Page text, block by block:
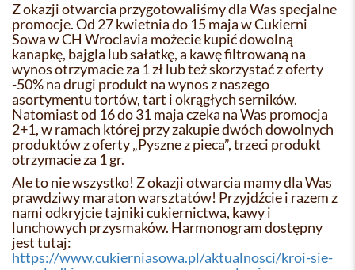
Z okazji otwarcia przygotowaliśmy dla Was specjalne
promocje. Od 27 kwietnia do 15 maja w Cukierni
Sowa w CH Wroclavia możecie kupić dowolną
kanapkę, bajgla lub sałatkę, a kawę filtrowaną na
wynos otrzymacie za 1 zł lub też skorzystać z oferty
-50% na drugi produkt na wynos z naszego
asortymentu tortów, tart i okrągłych serników.
Natomiast od 16 do 31 maja czeka na Was promocja
2+1, w ramach której przy zakupie dwóch dowolnych
produktów z oferty „Pyszne z pieca”, trzeci produkt
otrzymacie za 1 gr.
Ale to nie wszystko! Z okazji otwarcia mamy dla Was
prawdziwy maraton warsztatów! Przyjdźcie i razem z
nami odkryjcie tajniki cukiernictwa, kawy i
lunchowych przysmaków. Harmonogram dostępny
jest tutaj:
https://www.cukierniasowa.pl/aktualnosci/kroi-sie-